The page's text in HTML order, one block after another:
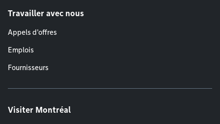
Travailler avec nous
Appels d'offres
Emplois
Fournisseurs
Visiter Montréal